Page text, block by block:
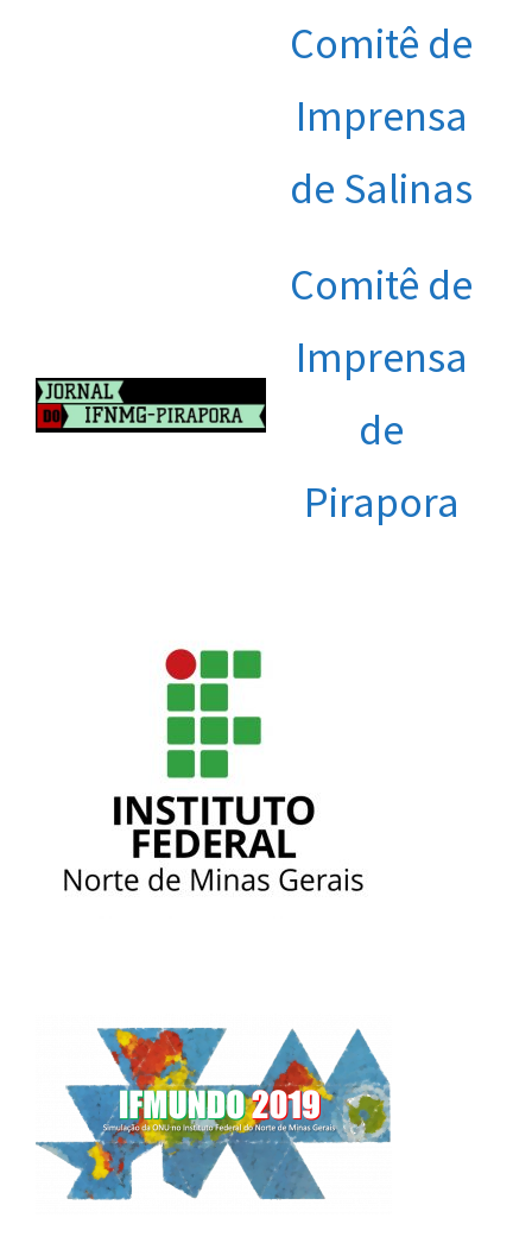
Comitê de
Imprensa
de Salinas
Comitê de
Imprensa
de
Pirapora